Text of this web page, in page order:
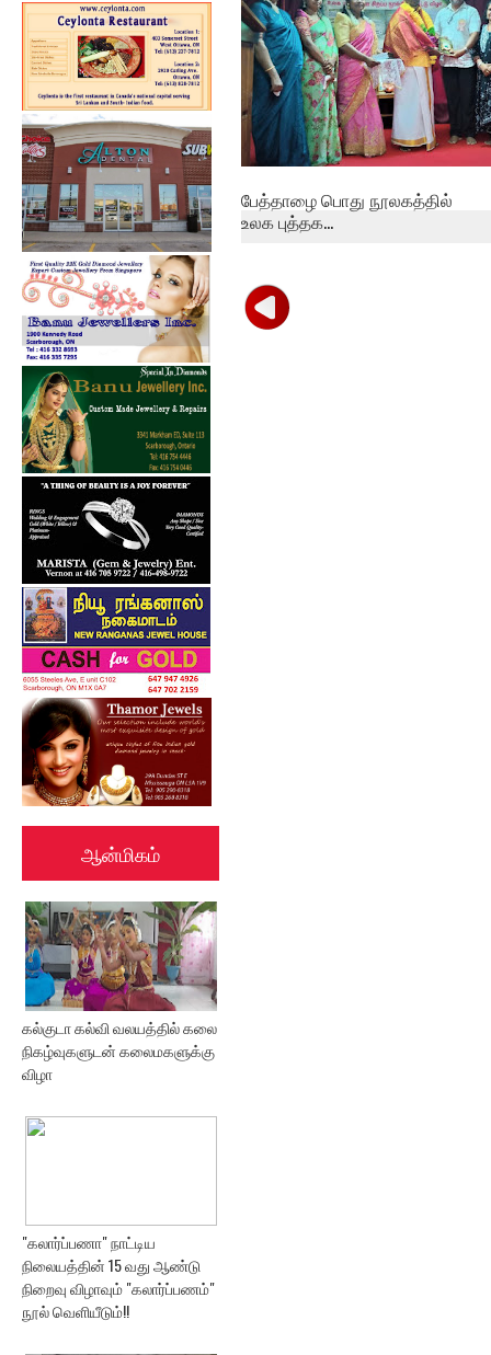
ஆன்மிகம்
கல்குடா கல்வி வலயத்தில் கலை
நிகழ்வுகளுடன் கலைமகளுக்கு
விழா
"கலார்ப்பணா" நாட்டிய
நிலையத்தின் 15 வது ஆண்டு
நிறைவு விழாவும் "கலார்ப்பணம்"
நூல் வெளியீடும்!!
பேத்தாழை பொது நூலகத்தில்
உலக புத்தக...